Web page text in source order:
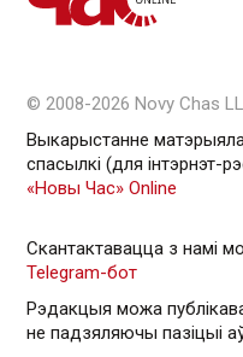
© 2008-2026 Novy Chas
Выкарыстанне
спасылкі (для інтэрнэт-
«Новы Час» Online
Скантактавацца з намі
Telegram-бот
Рэдакцыя можа
не падзяляючы пазіцыі